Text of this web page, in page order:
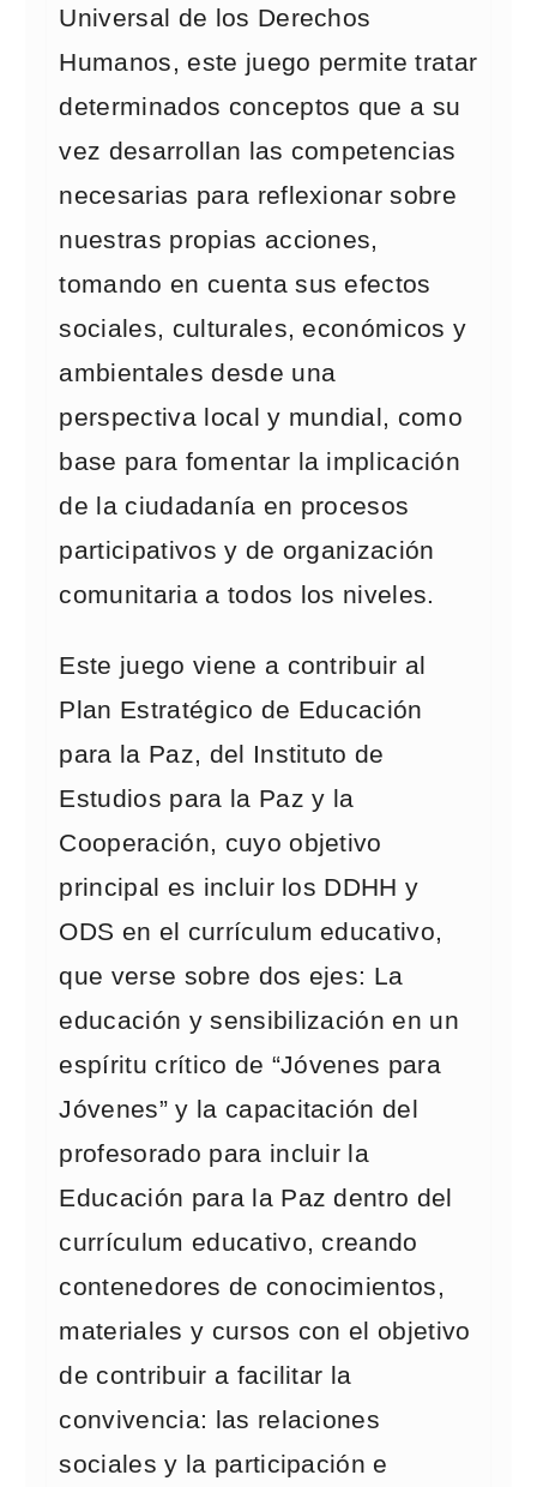
Universal de los Derechos
Humanos, este juego permite tratar
determinados conceptos que a su
vez desarrollan las competencias
necesarias para reflexionar sobre
nuestras propias acciones,
tomando en cuenta sus efectos
sociales, culturales, económicos y
ambientales desde una
perspectiva local y mundial, como
base para fomentar la implicación
de la ciudadanía en procesos
participativos y de organización
comunitaria a todos los niveles.
Este juego viene a contribuir al
Plan Estratégico de Educación
para la Paz, del Instituto de
Estudios para la Paz y la
Cooperación, cuyo objetivo
principal es incluir los DDHH y
ODS en el currículum educativo,
que verse sobre dos ejes: La
educación y sensibilización en un
espíritu crítico de “Jóvenes para
Jóvenes” y la capacitación del
profesorado para incluir la
Educación para la Paz dentro del
currículum educativo, creando
contenedores de conocimientos,
materiales y cursos con el objetivo
de contribuir a facilitar la
convivencia: las relaciones
sociales y la participación e